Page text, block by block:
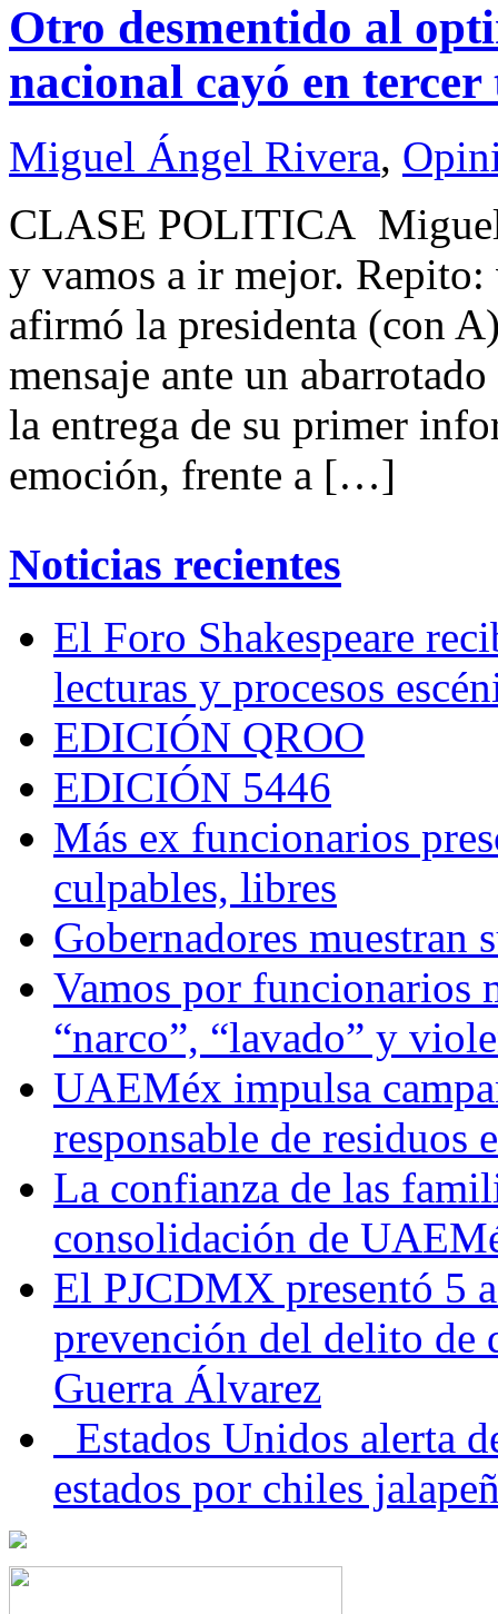
Otro desmentido al
nacional cayó en
Miguel Ángel Rivera,
CLASE POLITICA
y vamos a ir mejor.
afirmó la presidenta (con
mensaje ante un
la entrega de su primer
emoción, frente a […]
Noticias recientes
El Foro Shakespeare
lecturas y procesos
EDICIÓN QROO
EDICIÓN 5446
Más ex funcionarios
culpables, libres
Gobernadores muestran
Vamos por funcionarios
“narco”, “lavado” y
UAEMéx impulsa
responsable de residuos
La confianza de las
consolidación de
El PJCDMX presentó 5
prevención del delito de
Guerra Álvarez
Estados Unidos alerta
estados por chiles